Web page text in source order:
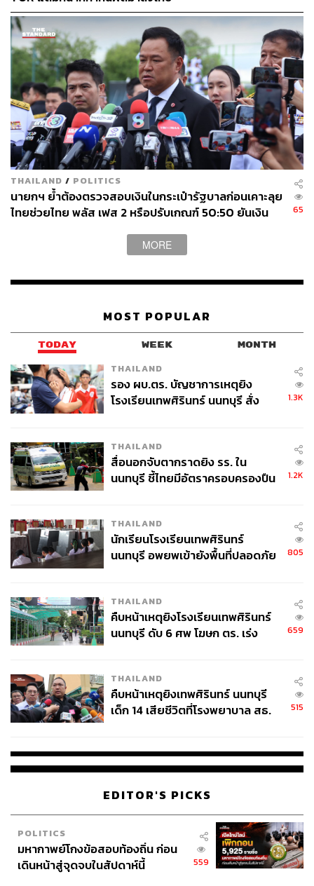
THAILAND / POLITICS
นายกฯ ย้ำต้องตรวจสอบเงินในกระเป๋ารัฐบาลก่อนเคาะลุย
ไทยช่วยไทย พลัส เฟส 2 หรือปรับเกณฑ์ 50:50 ยันเงิน
65
MORE
MOST POPULAR
TODAY WEEK MONTH
THAILAND
รอง ผบ.ตร. บัญชาการเหตุยิง
โรงเรียนเทพศิรินทร์ นนทบุรี สั่ง
1.3K
THAILAND
สื่อนอกจับตากราดยิง รร. ใน
นนทบุรี ชี้ไทยมีอัตราครอบครองปืน
1.2K
THAILAND
นักเรียนโรงเรียนเทพศิรินทร์
นนทบุรี อพยพเข้ายังพื้นที่ปลอดภัย
805
THAILAND
คืบหน้าเหตุยิงโรงเรียนเทพศิรินทร์
นนทบุรี ดับ 6 ศพ โฆษก ตร. เร่ง
659
THAILAND
คืบหน้าเหตุยิงเทพศิรินทร์ นนทบุรี
เด็ก 14 เสียชีวิตที่โรงพยาบาล สธ.
515
EDITOR'S PICKS
POLITICS
มหากาพย์โกงข้อสอบท้องถิ่น ก่อน
เดินหน้าสู่จุดจบในสัปดาห์นี้
559